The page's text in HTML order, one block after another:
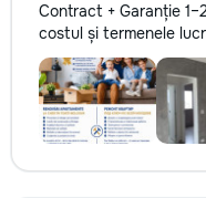
Contract + Garanție
costul și termenele